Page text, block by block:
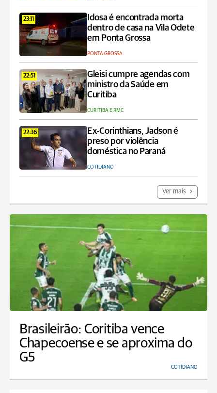
23:11
Idosa é encontrada morta
dentro de casa na Vila Odete
em Ponta Grossa
PONTA GROSSA
22:51
Gleisi cumpre agendas com
ministro da Saúde em
Curitiba
CURITIBA E RMC
22:36
Ex-Corinthians, Jadson é
preso por violência
doméstica no Paraná
COTIDIANO
Ver mais
Brasileirão: Coritiba vence
Chapecoense e se aproxima do
G5
COTIDIANO